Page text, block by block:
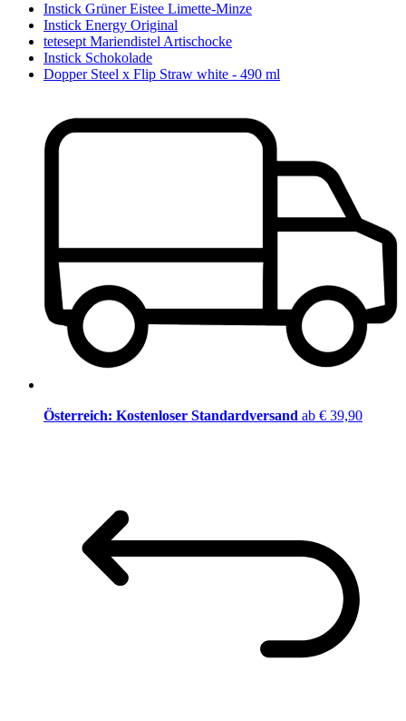
Instick Grüner Eistee Limette-Minze
Instick Energy Original
tetesept Mariendistel Artischocke
Instick Schokolade
Dopper Steel x Flip Straw white - 490 ml
Österreich: Kostenloser Standardversand ab € 39,90